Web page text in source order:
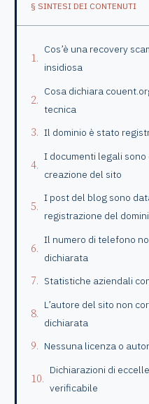
§ SINTESI DEI CONTENUTI
Cos’è una recovery
insidiosa
Cosa dichiara
tecnica
Il dominio è stato
I documenti legali
creazione del sito
I post del blog sono
registrazione del
Il numero di telefono
dichiarata
Statistiche aziendali
L’autore del sito non
dichiarata
Nessuna licenza o
Dichiarazioni di
verificabile